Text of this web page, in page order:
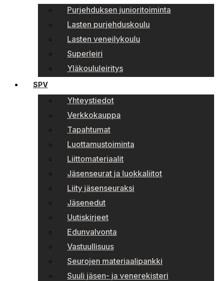
Purjehduksen junioritoiminta
Lasten purjehduskoulu
Lasten veneilykoulu
Superleiri
Yläkoululeiritys
SPV
Yhteystiedot
Verkkokauppa
Tapahtumat
Luottamustoiminta
Liittomateriaalit
Jäsenseurat ja luokkaliitot
Liity jäsenseuraksi
Jäsenedut
Uutiskirjeet
Edunvalvonta
Vastuullisuus
Seurojen materiaalipankki
Suuli jäsen- ja venerekisteri